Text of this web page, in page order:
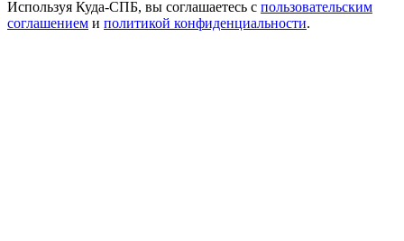
Используя Куда-СПБ, вы соглашаетесь с пользовательским
соглашением и политикой конфиденциальности.